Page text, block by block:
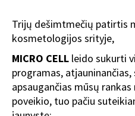
Trijų dešimtmečių patirtis
kosmetologijos srityje,
MICRO CELL leido sukurti
programas,
apsaugančias mūsų
poveikio, tuo pačiu